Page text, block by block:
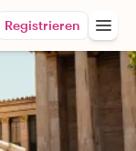
Registrieren